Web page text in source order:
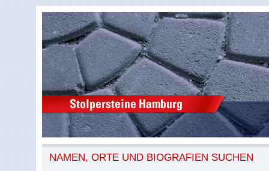
NAMEN, ORTE UND BIOGRAFIEN SUCHEN